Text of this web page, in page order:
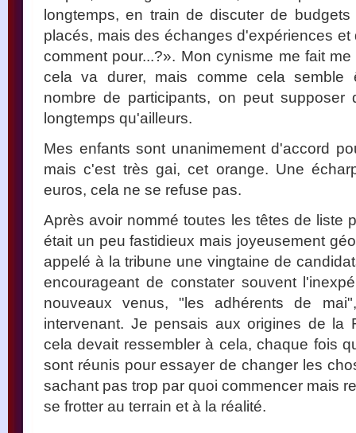
longtemps, en train de discuter de
placés, mais des échanges d'expériences
comment pour...?». Mon cynisme me fait
cela va durer, mais comme cela semble
nombre de participants, on peut
longtemps qu'ailleurs.
Mes enfants sont unanimement d'accord
mais c'est très gai, cet orange. Une
euros, cela ne se refuse pas.
Après avoir nommé toutes les têtes de liste
était un peu fastidieux mais joyeusement
appelé à la tribune une vingtaine de
encourageant de constater souvent
nouveaux venus, "les adhérents de
intervenant. Je pensais aux origines de la
cela devait ressembler à cela, chaque fois
sont réunis pour essayer de changer les
sachant pas trop par quoi commencer mais
se frotter au terrain et à la réalité.